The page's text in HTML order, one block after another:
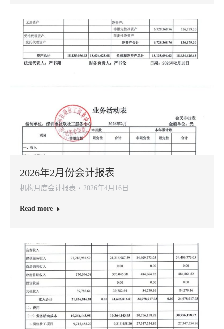
2026年2月份会计报表
机构月度会计报表 2026年4月16日
Read more